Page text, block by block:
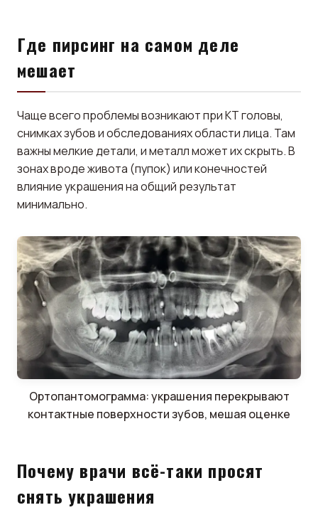
Где пирсинг на самом деле
мешает
Чаще всего проблемы возникают при КТ головы,
снимках зубов и обследованиях области лица. Там
важны мелкие детали, и металл может их скрыть. В
зонах вроде живота (пупок) или конечностей
влияние украшения на общий результат
минимально.
Ортопантомограмма: украшения перекрывают
контактные поверхности зубов, мешая оценке
Почему врачи всё-таки просят
снять украшения